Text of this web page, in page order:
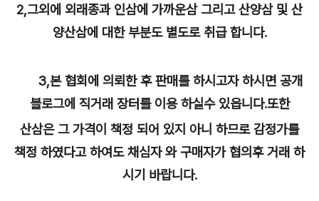
2,그외에 외래종과 인삼에 가까운삼 그리고 산양삼 및 산
양산삼에 대한 부분도 별도로 취급 합니다.
3,본 협회에 의뢰한 후 판매를 하시고자 하시면 공개
블로그에 직거래 장터를 이용 하실수 있읍니다.또한
산삼은 그 가격이 책정 되어 있지 아니 하므로 감정가를
책정 하였다고 하여도 채심자 와 구매자가 협의후 거래 하
시기 바랍니다.